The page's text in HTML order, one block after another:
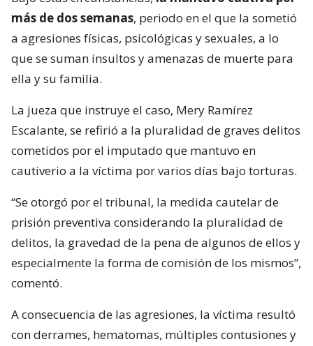
más de dos semanas, periodo en el que la sometió
a agresiones físicas, psicológicas y sexuales, a lo
que se suman insultos y amenazas de muerte para
ella y su familia.
La jueza que instruye el caso, Mery Ramírez
Escalante, se refirió a la pluralidad de graves delitos
cometidos por el imputado que mantuvo en
cautiverio a la víctima por varios días bajo torturas.
“Se otorgó por el tribunal, la medida cautelar de
prisión preventiva considerando la pluralidad de
delitos, la gravedad de la pena de algunos de ellos y
especialmente la forma de comisión de los mismos”,
comentó.
A consecuencia de las agresiones, la víctima resultó
con derrames, hematomas, múltiples contusiones y